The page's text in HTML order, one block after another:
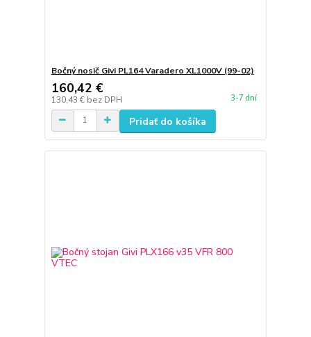
Bočný nosič Givi PL164 Varadero XL1000V (99-02)
160,42 €
130,43 € bez DPH 3-7 dní
Pridať do košíka